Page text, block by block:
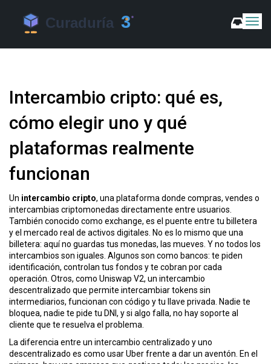
C
m
v
a
Intercambio cripto: qué es,
cómo elegir uno y qué
plataformas realmente
funcionan
Un intercambio cripto, una plataforma donde compras, vendes o
intercambias criptomonedas directamente entre usuarios
También conocido como exchange, es el puente entre tu billetera
y el mercado real de activos digitales. No es lo mismo que una
billetera: aquí no guardas tus monedas, las mueves. Y no todos los
intercambios son iguales. Algunos son como bancos: te piden
identificación, controlan tus fondos y te cobran por cada
operación. Otros, como Uniswap V2, un intercambio
descentralizado que permite intercambiar tokens sin
intermediarios, funcionan con código y tu llave privada. Nadie te
bloquea, nadie te pide tu DNI, y si algo falla, no hay soporte al
cliente que te resuelva el problema.
La diferencia entre un intercambio centralizado y uno
descentralizado es como usar Uber frente a dar un aventón. En el